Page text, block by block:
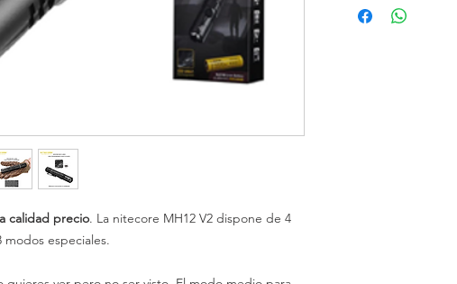
calidad precio. La nitecore MH12 V2 dispone de 4
modos especiales.